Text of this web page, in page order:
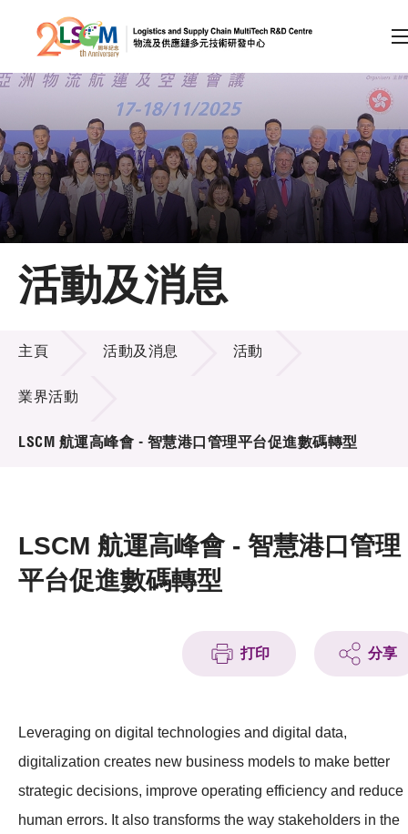
跳到內容（按回車鍵）
會員登入
A A EN 繁 简
主頁
關於LSCM
技術商品化
項目及資助計劃
新聞中心
活動及消息
活動及消息
主頁 活動及消息 活動
業界活動
LSCM 航運高峰會 - 智慧港口管理平台促進數碼轉型
LSCM 航運高峰會 - 智慧港口管理
平台促進數碼轉型
打印 分享
Leveraging on digital technologies and digital data,
digitalization creates new business models to make better
strategic decisions, improve operating efficiency and reduce
human errors. It also transforms the way stakeholders in the